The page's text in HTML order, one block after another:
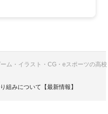
ム・イラスト・CG・eスポーツの高
組みについて【最新情報】